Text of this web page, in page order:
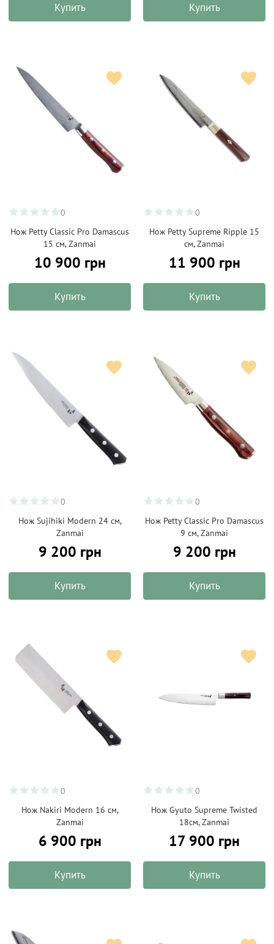
Купить Купить
0
Нож Petty Classic Pro Damascus
15 см, Zanmai
10 900 грн
Купить
0
Нож Petty Supreme Ripple 15
см, Zanmai
11 900 грн
Купить
0
Нож Sujihiki Modern 24 см,
Zanmai
9 200 грн
Купить
0
Нож Petty Classic Pro Damascus
9 см, Zanmai
9 200 грн
Купить
0
Нож Nakiri Modern 16 см,
Zanmai
6 900 грн
Купить
0
Нож Gyuto Supreme Twisted
18см, Zanmai
17 900 грн
Купить